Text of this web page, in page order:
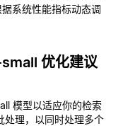
系统性能指标动态调
优化建议
模型以适应你的检索
处理，以同时处理多个